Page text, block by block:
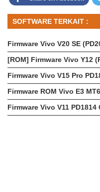
SOFTWARE TERKAIT :
Firmware Vivo V20 SE
[ROM] Firmware Vivo Y12
Firmware Vivo V15 Pro
Firmware ROM Vivo E3
Firmware Vivo V11 PD1814